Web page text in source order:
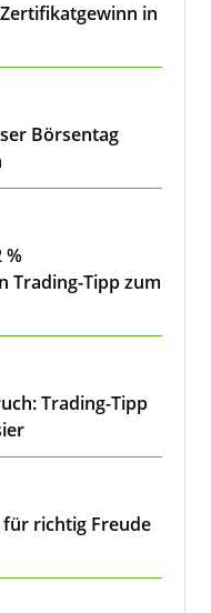
in
Börsentag
%
Trading-Tipp zum
Trading-Tipp
richtig Freude